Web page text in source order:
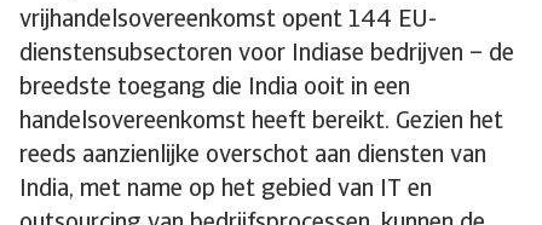
vrijhandelsovereenkomst opent 144 EU-
dienstensubsectoren voor Indiase bedrijven – de
breedste toegang die India ooit in een
handelsovereenkomst heeft bereikt. Gezien het
reeds aanzienlijke overschot aan diensten van
India, met name op het gebied van IT en